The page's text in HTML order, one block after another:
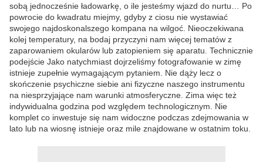
sobą jednocześnie ładowarkę, o ile jesteśmy wjazd do nurtu… Po
powrocie do kwadratu miejmy, gdyby z ciosu nie wystawiać
swojego najdoskonalszego kompana na wilgoć. Nieoczekiwana
kolej temperatury, na bodaj przyczyni nam więcej tematów z
zaparowaniem okularów lub zatopieniem się aparatu. Technicznie
podejście Jako natychmiast dojrzeliśmy fotografowanie w zimę
istnieje zupełnie wymagającym pytaniem. Nie dąży lecz o
skończenie psychiczne siebie ani fizyczne naszego instrumentu
na niesprzyjające nam warunki atmosferyczne. Zima więc też
indywidualna godzina pod względem technologicznym. Nie
komplet co inwestuje się nam widoczne podczas zdejmowania w
lato lub na wiosnę istnieje oraz mile znajdowane w ostatnim toku.